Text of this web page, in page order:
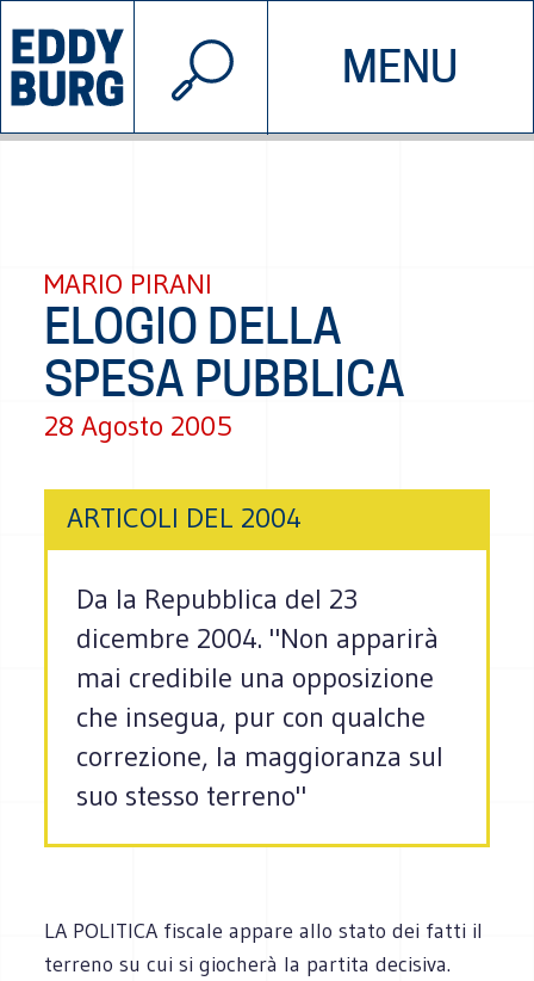
MENU
INIZIATIVE CHI SIAMO
© 2026 EDDYBURG
MARIO PIRANI
ELOGIO DELLA
SPESA PUBBLICA
28 Agosto 2005
ARTICOLI DEL 2004
Da la Repubblica del 23
dicembre 2004. "Non apparirà
mai credibile una opposizione
che insegua, pur con qualche
correzione, la maggioranza sul
suo stesso terreno"
LA POLITICA fiscale appare allo stato dei fatti il
terreno su cui si giocherà la partita decisiva.